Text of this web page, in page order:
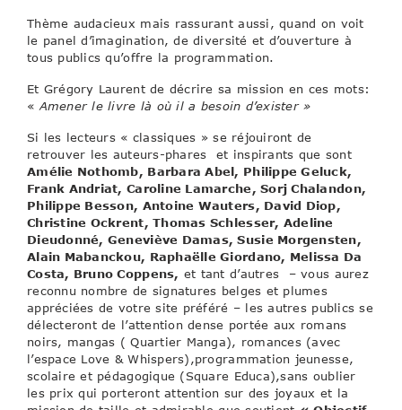
Thème audacieux mais rassurant aussi, quand on voit
le panel d’imagination, de diversité et d’ouverture à
tous publics qu’offre la programmation.
Et Grégory Laurent de décrire sa mission en ces mots:
« Amener le livre là où il a besoin d’exister »
Si les lecteurs « classiques » se réjouiront de
retrouver les auteurs-phares et inspirants que sont
Amélie Nothomb, Barbara Abel, Philippe Geluck,
Frank Andriat, Caroline Lamarche, Sorj Chalandon,
Philippe Besson, Antoine Wauters, David Diop,
Christine Ockrent, Thomas Schlesser, Adeline
Dieudonné, Geneviève Damas, Susie Morgensten,
Alain Mabanckou, Raphaëlle Giordano, Melissa Da
Costa, Bruno Coppens, et tant d’autres – vous aurez
reconnu nombre de signatures belges et plumes
appréciées de votre site préféré – les autres publics se
délecteront de l’attention dense portée aux romans
noirs, mangas ( Quartier Manga), romances (avec
l’espace Love & Whispers),programmation jeunesse,
scolaire et pédagogique (Square Educa),sans oublier
les prix qui porteront attention sur des joyaux et la